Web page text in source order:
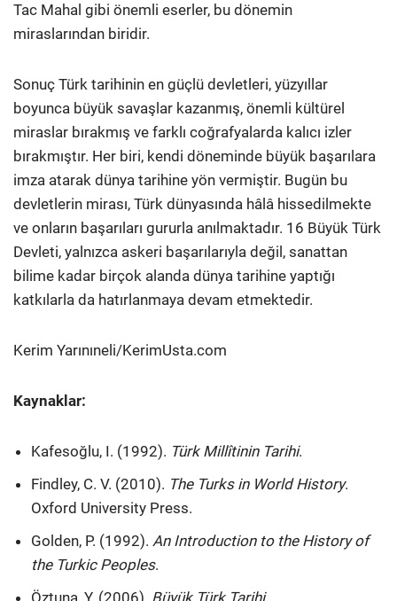
Tac Mahal gibi önemli eserler, bu dönemin
miraslarından biridir.
Sonuç Türk tarihinin en güçlü devletleri, yüzyıllar
boyunca büyük savaşlar kazanmış, önemli kültürel
miraslar bırakmış ve farklı coğrafyalarda kalıcı izler
bırakmıştır. Her biri, kendi döneminde büyük başarılara
imza atarak dünya tarihine yön vermiştir. Bugün bu
devletlerin mirası, Türk dünyasında hâlâ hissedilmekte
ve onların başarıları gururla anılmaktadır. 16 Büyük Türk
Devleti, yalnızca askeri başarılarıyla değil, sanattan
bilime kadar birçok alanda dünya tarihine yaptığı
katkılarla da hatırlanmaya devam etmektedir.
Kerim Yarınıneli/KerimUsta.com
Kaynaklar:
Kafesoğlu, I. (1992). Türk Millîtinin Tarihi.
Findley, C. V. (2010). The Turks in World History.
Oxford University Press.
Golden, P. (1992). An Introduction to the History of
the Turkic Peoples.